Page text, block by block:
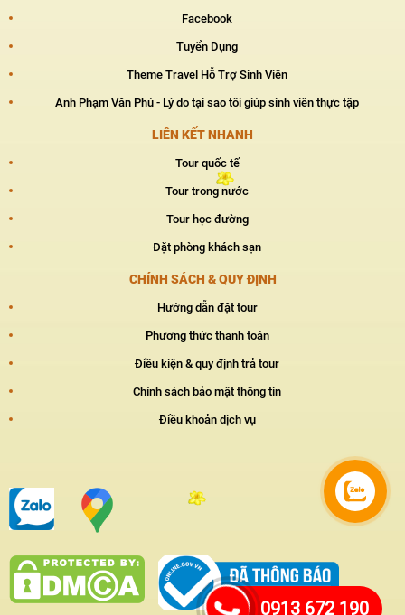
Facebook
Tuyển Dụng
Theme Travel Hỗ Trợ Sinh Viên
Anh Phạm Văn Phú - Lý do tại sao tôi giúp sinh viên thực tập
LIÊN KẾT NHANH
Tour quốc tế
Tour trong nước
Tour học đường
Đặt phòng khách sạn
CHÍNH SÁCH & QUY ĐỊNH
Hướng dẫn đặt tour
Phương thức thanh toán
Điều kiện & quy định trả tour
Chính sách bảo mật thông tin
Điều khoản dịch vụ
0913 672 190